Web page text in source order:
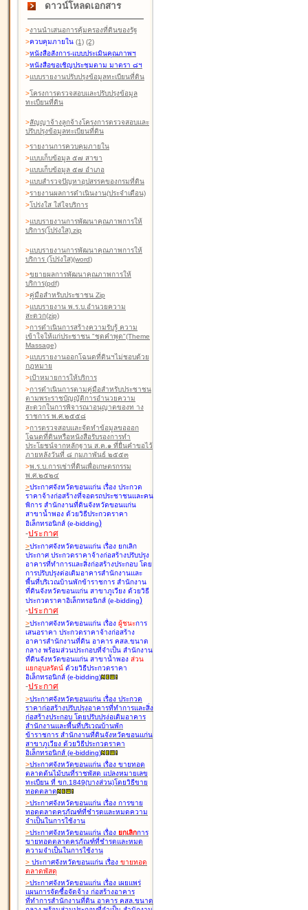
ดาวน์โหลดเอกสาร
>งานนำเสนอการคุ้มครองที่ดินของรัฐ
>ควบคุมภายใน (1) (2)
>หนังสือสังการ-แบบประเมินคุณภาพฯ
>หนังสือขอเชิญประชุมตาม มาตรา ๘ฯ
>แบบรายงานปรับปรุงข้อมูลทะเบียนที่ดิน
>โครงการตรวจสอบและปรับปรุงข้อมูล
ทะเบียนที่ดิน
>สัญญาจ้างลูกจ้างโครงการตรวจสอบและ
ปรับปรุงข้อมูลทะเบียนที่ดิน
>รายงานการควบคุมภายใน
>แบบเก็บข้อมูล ๕๗ สาขา
>แบบเก็บข้อมูล ๕๗ อำเภอ
>แบบสำรวจปัญหาอุปสรรคของกรมที่ดิน
>รายงานผลการดำเนินงาน(ประจำเดือน)
>โปร่งใส ใส่ใจบริการ
>แบบรายงานการพัฒนาคุณภาพการให้
บริการ(โปร่งใส).zip
>แบบรายงานการพัฒนาคุณภาพการให้
บริการ (โปร่งใส)(word)
>ขยายผลการพัฒนาคุณภาพการให้
บริการ(pdf)
>คู่มือสำหรับประชาชน Zip
>แบบรายงาน พ.ร.บ.อำนวยความ
สะดวก(zip)
>การดำเนินการสร้างความรับรู้ ความ
เข้าใจให้แก่ประชาชน "ชุดคำพูด"(Theme
Massage)
>แบบรายงานออกโฉนดที่ดินฯไม่ชอบด้วย
กฎหมาย
>เป้าหมายการให้บริการ
>การดำเนินการตามคู่มือสำหรับประชาชน
ตามพระราชบัญญัติการอำนวยความ
สะดวกในการพิจารณาอนุญาตของท าง
ราชการ พ.ศ.๒๕๕๘
>การตรวจสอบและจัดทำข้อมูลขอออก
โฉนดที่ดินหรือหนังสือรับรองการทำ
ประโยชน์จากหลักฐาน ส.ค.๑ ที่ยื่นคำขอไว้
ภายหลังวันที่ ๘ กุมภาพันธ์ ๒๕๕๓
>พ.ร.บ.การเช่าที่ดินเพื่อเกษตรกรรม
พ.ศ.๒๕๒๔
>ประกาศจังหวัดขอนแก่น เรื่อง ประกวด
ราคาจ้างก่อสร้างที่จอดรถประชาชนและคน
พิการ สำนักงานที่ดินจังหวัดขอนแก่น
สาขาน้ำพอง ด้วยวิธีประกวดราคา
อิเล็กทรอนิกส์ (e-bidding)
-ประกาศ
>ประกาศจังหวัดขอนแก่น เรื่อง ยกเลิก
ประกาศ ประกวดราคาจ้างก่อสร้างปรับปรุง
อาคารที่ทำการและสิ่งก่อสร้างประกอบ โดย
การปรับปรุงต่อเติมอาคารสำนักงานและ
พื้นที่บริเวณบ้านพักข้าราชการ สำนักงาน
ที่ดินจังหวัดขอนแก่น สาขาภูเวียง ด้วยวิธี
ประกวดราคาอิเล็กทรอนิกส์ (e-bidding)
-ประกาศ
>ประกาศจังหวัดขอนแก่น เรื่อง ผู้ชนะการ
เสนอราคา ประกวดราคาจ้างก่อสร้าง
อาคารสำนักงานที่ดิน อาคาร คสล.ขนาด
กลาง พร้อมส่วนประกอบที่จำเป็น สำนักงาน
ที่ดินจังหวัดขอนแก่น สาขาน้ำพอง ส่วน
แยกอุบลรัตน์ ด้วยวิธีประกวดราคา
อิเล็กทรอนิกส์ (e-bidding)
-ประกาศ
>ประกาศจังหวัดขอนแก่น เรื่อง ประกวด
ราคาก่อสร้างปรับปรุงอาคารที่ทำการและสิ่ง
ก่อสร้างประกอบ โดยปรับปรุง่อเติมอาคาร
สำนักงานและพื้นที่บริเวณบ้านพัก
ข้าราชการ สำนักงานที่ดินจังหวัดขอนแก่น
สาขาภูเวียง ด้วยวิธีประกวดราคา
อิเล็กทรอนิกส์ (e-bidding)
>ประกาศจังหวัดขอนแก่น เรื่อง ขายทอด
ตลาดต้นไม้บนที่ราชพัสดุ แปลงหมายเลข
ทะเบียน ที่ ขก.1849(บางส่วน)โดยวิธีขาย
ทอดตลาด
>ประกาศจังหวัดขอนแก่น เรื่อง การขาย
ทอดตลาดครุภัณฑ์ที่ชำรุดและหมดความ
จำเป็นในการใช้งาน
>ประกาศจังหวัดขอนแก่น เรื่อง ยกเลิกการ
ขายทอดตลาดครุภัณฑ์ที่ชำรุดและหมด
ความจำเป็นในการใช้งาน
> ประกาศจังหวัดขอนแก่น เรื่อง ขายทอด
ตลาดพัสดุ
>ประกาศจังหวัดขอนแก่น เรื่อง เผยแพร่
แผนการจัดซื้อจัดจ้าง ก่อสร้างอาคาร
ที่ทำการสำนักงานที่ดิน อาคาร คสล.ขนาด